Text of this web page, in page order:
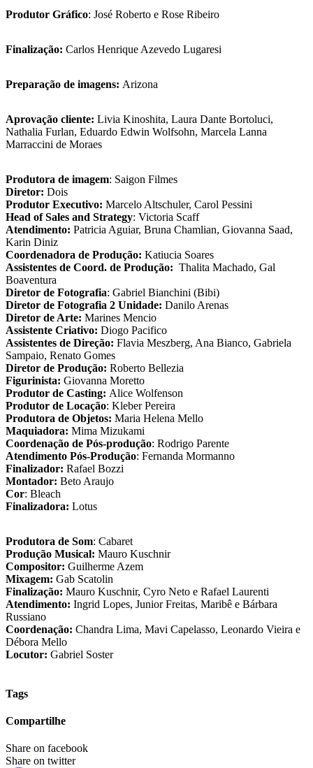
Produtor Gráfico: José Roberto e Rose Ribeiro
Finalização: Carlos Henrique Azevedo Lugaresi
Preparação de imagens: Arizona
Aprovação cliente: Livia Kinoshita, Laura Dante Bortoluci,
Nathalia Furlan, Eduardo Edwin Wolfsohn, Marcela Lanna
Marraccini de Moraes
Produtora de imagem: Saigon Filmes
Diretor: Dois
Produtor Executivo: Marcelo Altschuler, Carol Pessini
Head of Sales and Strategy: Victoria Scaff
Atendimento: Patricia Aguiar, Bruna Chamlian, Giovanna Saad,
Karin Diniz
Coordenadora de Produção: Katiucia Soares
Assistentes de Coord. de Produção: Thalita Machado, Gal
Boaventura
Diretor de Fotografia: Gabriel Bianchini (Bibi)
Diretor de Fotografia 2 Unidade: Danilo Arenas
Diretor de Arte: Marines Mencio
Assistente Criativo: Diogo Pacifico
Assistentes de Direção: Flavia Meszberg, Ana Bianco, Gabriela
Sampaio, Renato Gomes
Diretor de Produção: Roberto Bellezia
Figurinista: Giovanna Moretto
Produtor de Casting: Alice Wolfenson
Produtor de Locação: Kleber Pereira
Produtora de Objetos: Maria Helena Mello
Maquiadora: Mima Mizukami
Coordenação de Pós-produção: Rodrigo Parente
Atendimento Pós-Produção: Fernanda Mormanno
Finalizador: Rafael Bozzi
Montador: Beto Araujo
Cor: Bleach
Finalizadora: Lotus
Produtora de Som: Cabaret
Produção Musical: Mauro Kuschnir
Compositor: Guilherme Azem
Mixagem: Gab Scatolin
Finalização: Mauro Kuschnir, Cyro Neto e Rafael Laurenti
Atendimento: Ingrid Lopes, Junior Freitas, Maribê e Bárbara
Russiano
Coordenação: Chandra Lima, Mavi Capelasso, Leonardo Vieira e
Débora Mello
Locutor: Gabriel Soster
Tags
Compartilhe
Share on facebook
Share on twitter